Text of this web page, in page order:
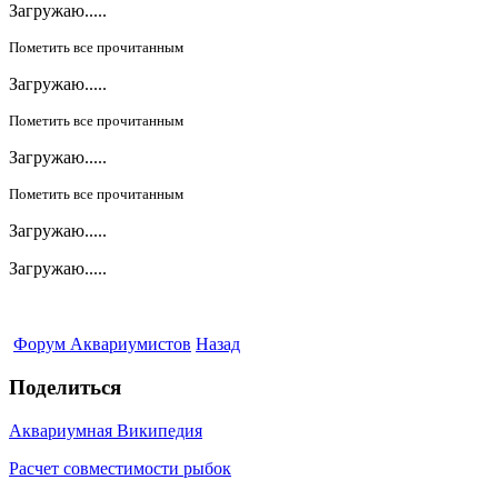
Загружаю.....
Пометить все прочитанным
Загружаю.....
Пометить все прочитанным
Загружаю.....
Пометить все прочитанным
Загружаю.....
Загружаю.....
Форум Аквариумистов Назад
Поделиться
Аквариумная Википедия
Расчет совместимости рыбок